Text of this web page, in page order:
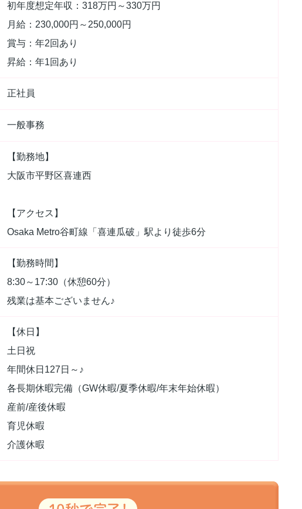
初年度想定年収：318万円～330万円
月給：230,000円～250,000円
賞与：年2回あり
昇給：年1回あり
正社員
一般事務
【勤務地】
大阪市平野区喜連西
【アクセス】
Osaka Metro谷町線「喜連瓜破」駅より徒歩6分
【勤務時間】
8:30～17:30（休憩60分）
残業は基本ございません♪
【休日】
土日祝
年間休日127日～♪
各長期休暇完備（GW休暇/夏季休暇/年末年始休暇）
産前/産後休暇
育児休暇
介護休暇